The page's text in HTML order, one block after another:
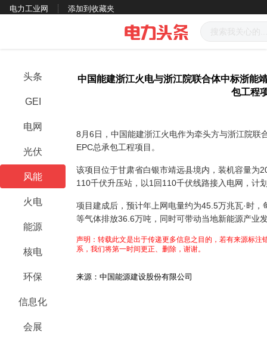
电力工业网 添加到收藏夹
头条
GEI
电网
光伏
风能
火电
能源
核电
环保
信息化
会展
中国能建浙江火电与浙江院联合体中标浙能
包工程
8月6日，中国能建浙江火电作为牵头方与浙江院联
EPC总承包工程项目。
该项目位于甘肃省白银市靖远县境内，装机容量为
110千伏升压站，以1回110千伏线路接入电网，计
项目建成后，预计年上网电量约为45.5万兆瓦·时
等气体排放36.6万吨，同时可带动当地新能源产业
声明：转载此文是出于传递更多信息之目的，若有来源标
系，我们将第一时间更正、删除，谢谢。
来源：中国能源建设股份有限公司